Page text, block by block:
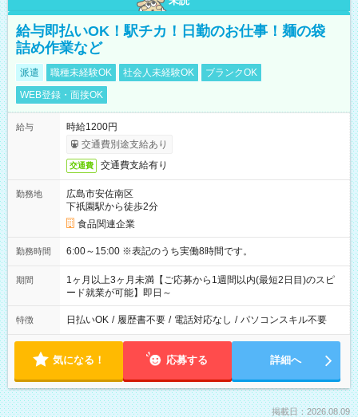
給与即払いOK！駅チカ！日勤のお仕事！麺の袋
詰め作業など
派遣 職種未経験OK 社会人未経験OK
ブランクOK
WEB登録・面接OK
給与
時給1200円
交通費別途支給あり
交通費 交通費支給有り
勤務地
広島市安佐南区
下祇園駅から徒歩2分
食品関連企業
勤務時間 6:00～15:00 ※表記のうち実働8時間です。
期間
1ヶ月以上3ヶ月未満【ご応募から1週間以内(最短2日目)のスピ
ード就業が可能】即日～
特徴 日払いOK / 履歴書不要 / 電話対応なし / パソコンスキル不要
気になる！ 応募する 詳細へ
掲載日：2026.08.09